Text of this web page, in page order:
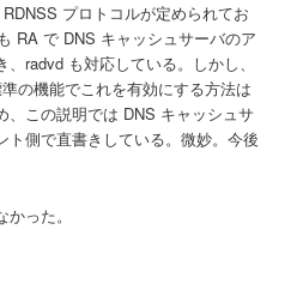
プロトコルが定められてお
RA で DNS キャッシュサーバのア
radvd も対応している。しかし、
の機能でこれを有効にする方法は
、この説明では DNS キャッシュサ
ト側で直書きしている。微妙。今後
った。